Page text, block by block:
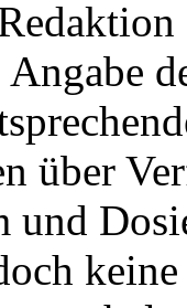
Angabe
über